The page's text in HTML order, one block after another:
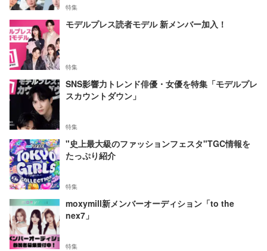
特集
モデルプレス読者モデル 新メンバー加入！
特集
SNS影響力トレンド俳優・女優を特集「モデルプレ
スカウントダウン」
特集
"史上最大級のファッションフェスタ"TGC情報を
たっぷり紹介
特集
moxymill新メンバーオーディション「to the
nex7」
特集